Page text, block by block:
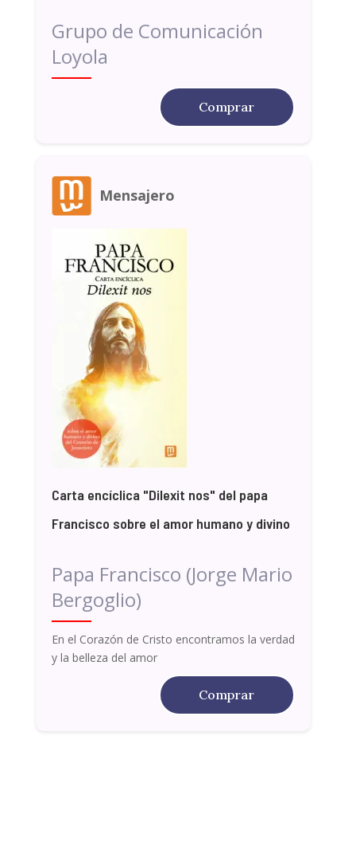
Grupo de Comunicación
Loyola
Comprar
Mensajero
Carta encíclica "Dilexit nos" del papa
Francisco sobre el amor humano y divino
Papa Francisco (Jorge Mario
Bergoglio)
En el Corazón de Cristo encontramos la verdad
y la belleza del amor
Comprar